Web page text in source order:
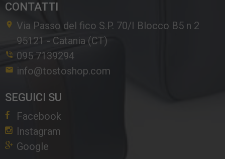
CONTATTI
Via Passo del fico S.P. 70/I Blocco B5 n 2
95121 - Catania (CT)
095 7139294
info@tostoshop.com
SEGUICI SU
Facebook
Instagram
Google